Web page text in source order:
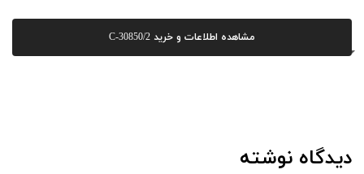
مشاهده اطلاعات و خرید C-30850/2
دیدگاه نوشته